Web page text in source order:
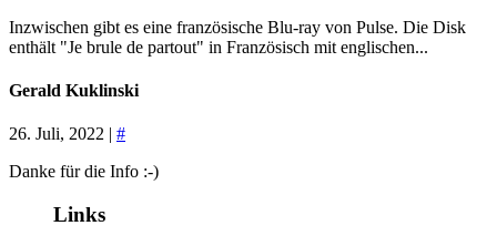
Inzwischen gibt es eine französische Blu-ray von Pulse. Die Disk
enthält "Je brule de partout" in Französisch mit englischen...
Gerald Kuklinski
26. Juli, 2022 | #
Danke für die Info :-)
Links